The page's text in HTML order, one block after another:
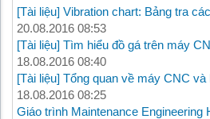
[Tài liệu] Vibration chart: Bảng tra
20.08.2016 08:53
[Tài liệu] Tìm hiểu đồ gá trên máy
18.08.2016 08:40
[Tài liệu] Tổng quan về máy CNC
18.08.2016 08:25
Giáo trình Maintenance Engineering